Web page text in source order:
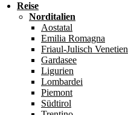
Reise
Norditalien
Aostatal
Emilia Romagna
Friaul-Julisch Venetien
Gardasee
Ligurien
Lombardei
Piemont
Südtirol